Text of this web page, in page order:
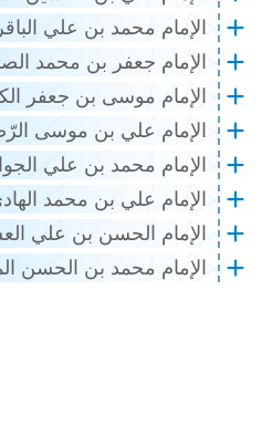
الإمام محمد بن علي الباقر
الإمام جعفر بن محمد
الإمام موسى بن جعفر
الإمام علي بن موسى
الإمام محمد بن علي
الإمام علي بن محمد
الإمام الحسن بن علي
الإمام محمد بن الحسن